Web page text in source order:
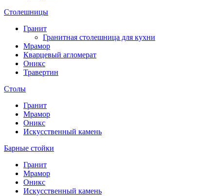
Столешницы
Гранит
Гранитная столешница для кухни
Мрамор
Кварцевый агломерат
Оникс
Травертин
Столы
Гранит
Мрамор
Оникс
Искусственный камень
Барные стойки
Гранит
Мрамор
Оникс
Искусственный камень